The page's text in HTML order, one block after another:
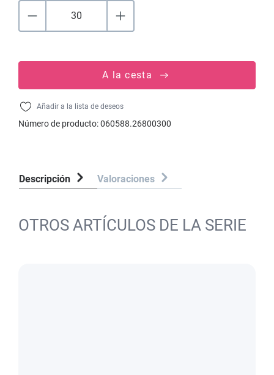
A la cesta
Añadir a la lista de deseos
Número de producto:060588.26800300
Descripción Valoraciones
OTROS ARTÍCULOS DE LA SERIE